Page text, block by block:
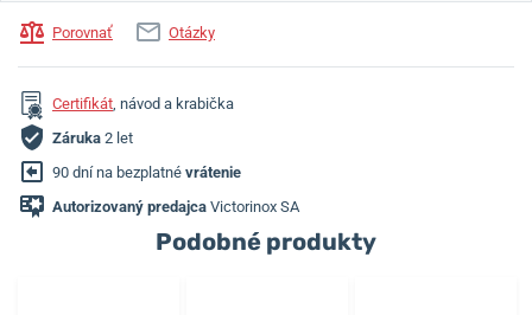
Porovnať Otázky
Certifikát, návod a krabička
Záruka 2 let
90 dní na bezplatné vrátenie
Autorizovaný predajca Victorinox SA
Podobné produkty